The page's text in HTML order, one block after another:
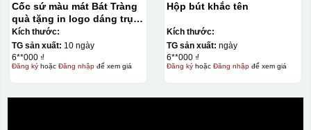
Cốc sứ màu mát Bát Tràng
quà tặng in logo dáng trụ
lùn quai C 330ml KQ-CSM09
Kích thước:
TG sản xuất: 10 ngày
6**000 ₫
Đăng kýhoặc Đăng nhậpđể xem giá
Hộp bút khắc tên
Kích thước:
TG sản xuất: ngày
6**000 ₫
Đăng kýhoặc Đăng nhậpđể xem giá